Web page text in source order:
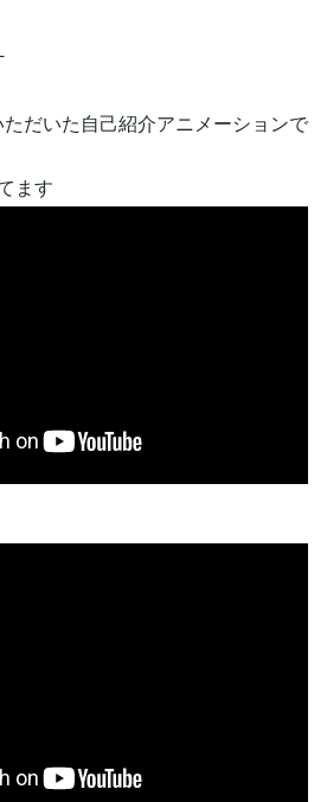
ただいた自己紹介アニメーションで
ます